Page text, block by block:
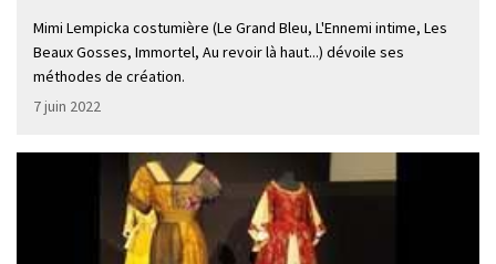
Mimi Lempicka costumière (Le Grand Bleu, L'Ennemi intime, Les
Beaux Gosses, Immortel, Au revoir là haut...) dévoile ses
méthodes de création.
7 juin 2022